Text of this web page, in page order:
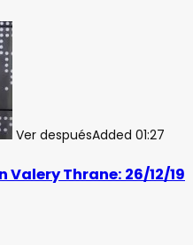
Ver despuésAdded 01:27
Valery Thrane: 26/12/19